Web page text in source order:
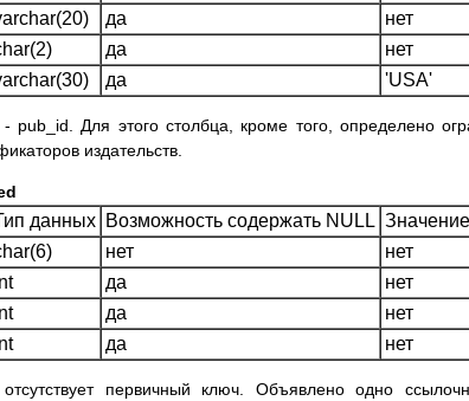
да
нет
да
нет
да 'USA'
pub_id. Для этого столбца, кроме того, определено
издательств.
данных Возможность содержать NULL
нет
нет
да
нет
да
нет
да нет
первичный ключ. Объявлено одно